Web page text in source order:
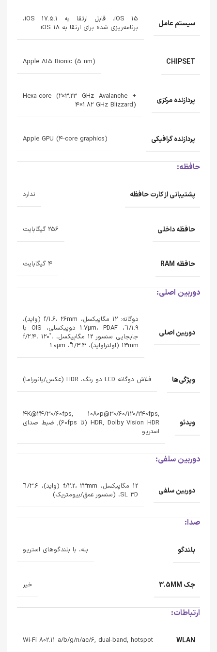
سیستم عامل
iOS 15، قابل ارتقا به iOS 17.5.1،
برنامه‌ریزی شده برای ارتقا به iOS 18
CHIPSET
Apple A15 Bionic (5 nm)
پردازنده‌ مرکزی
Hexa-core (2×3.23 GHz Avalanche +
4×1.82 GHz Blizzard)
پردازنده‌ گرافیکی Apple GPU (4-core graphics)
حافظه:
پشتیبانی از کارت حافظه ندارد
حافظه داخلی 256 گیگابایت
حافظه RAM 4 گیگابایت
دوربین اصلی:
دوربین اصلی
دوگانه: 12 مگاپیکسل، f/1.6، 26mm (واید)،
1/1.9"، 1.7µm، PDAF دوپیکسلی، OIS با
جابجایی سنسور 12 مگاپیکسل، f/2.4، 120˚،
13mm (اولتراواید)، 1/3.4"، 1.0µm
ویژگی‌ها فلاش دوگانه LED دو رنگ، HDR (عکس/پانوراما)
ویدئو
4K@24/30/60fps, 1080p@30/60/120/240fps,
HDR, Dolby Vision HDR (تا 60fps), ضبط صدای
استریو
دوربین سلفی:
دوربین سلفی
12 مگاپیکسل، f/2.2، 23mm (واید)، 1/3.6"
SL 3D، (سنسور عمق/بیومتریک)
صدا:
بلندگو بله، با بلندگوهای استریو
جک 3.5MM خیر
ارتباطات:
WLAN
Wi-Fi 802.11 a/b/g/n/ac/6, dual-band, hotspot